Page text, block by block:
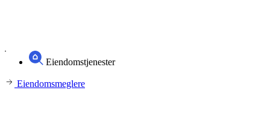
Eiendomstjenester
Eiendomsmeglere